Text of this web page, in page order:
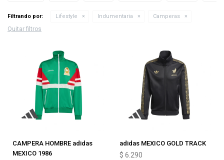
Filtrando por: Lifestyle Indumentaria Camperas
Quitar filtros
CAMPERA HOMBRE adidas
MEXICO 1986
adidas MEXICO GOLD TRACK
$ 6.290